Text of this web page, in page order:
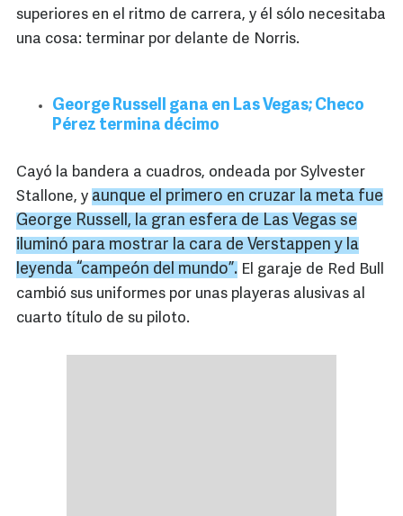
superiores en el ritmo de carrera, y él sólo necesitaba
una cosa: terminar por delante de Norris.
George Russell gana en Las Vegas; Checo
Pérez termina décimo
Cayó la bandera a cuadros, ondeada por Sylvester
Stallone, y aunque el primero en cruzar la meta fue
George Russell, la gran esfera de Las Vegas se
iluminó para mostrar la cara de Verstappen y la
leyenda “campeón del mundo”. El garaje de Red Bull
cambió sus uniformes por unas playeras alusivas al
cuarto título de su piloto.